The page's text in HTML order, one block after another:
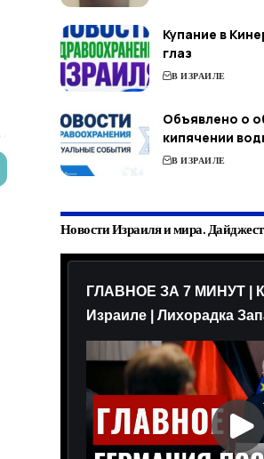
Купание в
глаз
В ИЗРАИЛЕ
Объявлено о
кипячении
В ИЗРАИЛЕ
Новости Израиля и мира.